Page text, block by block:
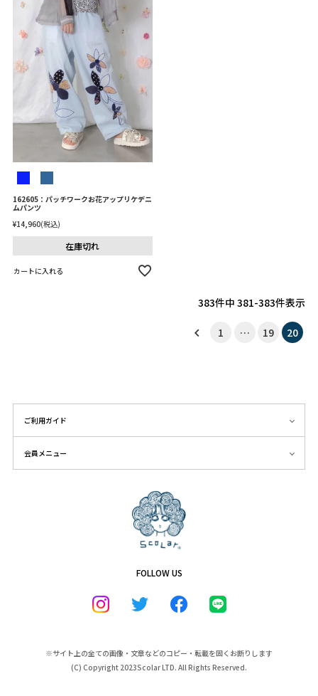
162605：パッチワークお花アップリケデニ
ムパンツ
¥14,960 税込
在庫切れ
カートに入れる
383件中 381-383件表示
1 … 19 20
FOLLOW US
ご利用ガイド
会員メニュー
※サイト上の全ての画像・文章などのコピー・転載を固くお断りします
(C) Copyright 2023Scolar LTD. All Rights Reserved.